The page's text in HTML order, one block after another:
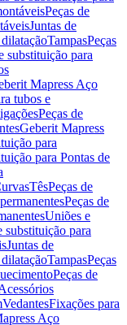
Peças de
Juntas de
TampasPeças
substituição para
Mapress Aço
tubos e
Peças de
Geberit Mapress
para
para Pontas de
TêsPeças de
Peças de
Uniões e
substituição para
Juntas de
TampasPeças
Peças de
VedantesFixações para
Aço